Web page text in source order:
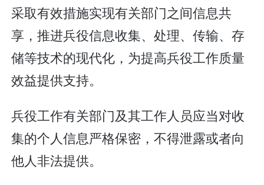
采取有效措施实现有关部门之间信息共
享，推进兵役信息收集、处理、传输、存
储等技术的现代化，为提高兵役工作质量
效益提供支持。
兵役工作有关部门及其工作人员应当对收
集的个人信息严格保密，不得泄露或者向
他人非法提供。